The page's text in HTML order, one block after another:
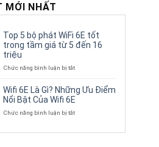
Chuẩn nén H265+ 1SATA x 6TB số
MỚI NHẤT
Top 5 bộ phát WiFi 6E tốt
trong tầm giá từ 5 đến 16
triệu
Chức năng bình luận bị tắtở
bộ
phát
WiFi
Wifi 6E Là Gì? Những Ưu Điểm
Nổi Bật Của Wifi 6E
Chức năng bình luận bị tắtở